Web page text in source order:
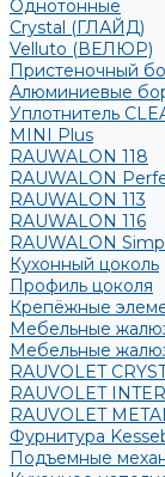
Однотонные
Crystal (ГЛАЙД)
Velluto (ВЕЛЮР)
Пристеночный
Алюминиевые
Уплотнитель
MINI Plus
RAUWALON 118
RAUWALON
RAUWALON 113
RAUWALON 116
RAUWALON
Кухонный цоколь
Профиль цоколя
Крепёжные
Мебельные
Мебельные
RAUVOLET
RAUVOLET
RAUVOLET
Фурнитура
Подъемные